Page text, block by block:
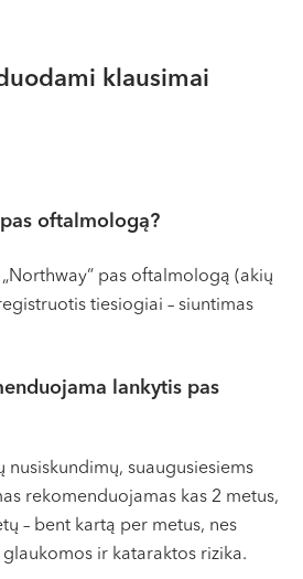
klausimai
oftalmologą?
pas oftalmologą (akių
tiesiogiai – siuntimas
lankytis pas
nusiskundimų, suaugusiesiems
rekomenduojamas kas 2 metus,
– bent kartą per metus, nes
ir kataraktos rizika.